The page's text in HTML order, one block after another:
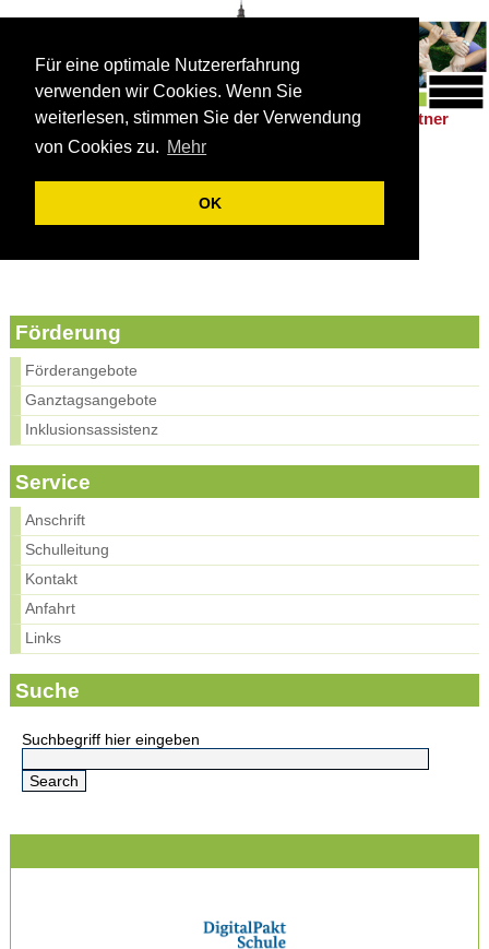
Für eine optimale Nutzererfahrung
verwenden wir Cookies. Wenn Sie
weiterlesen, stimmen Sie der Verwendung
von Cookies zu. Mehr
OK
Schulleben |Förderung | Berufsorientierung Partner
Förderung
Förderung
Förderangebote
Ganztagsangebote
Inklusionsassistenz
Service
Anschrift
Schulleitung
Kontakt
Anfahrt
Links
Suche
Suchbegriff hier eingeben